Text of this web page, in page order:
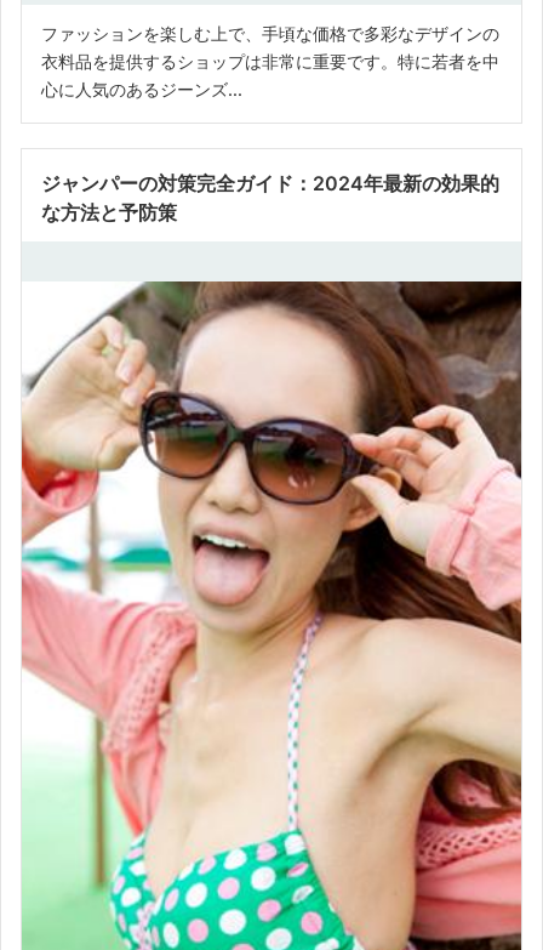
ファッションを楽しむ上で、手頃な価格で多彩なデザインの
衣料品を提供するショップは非常に重要です。特に若者を中
心に人気のあるジーンズ...
ジャンパーの対策完全ガイド：2024年最新の効果的
な方法と予防策